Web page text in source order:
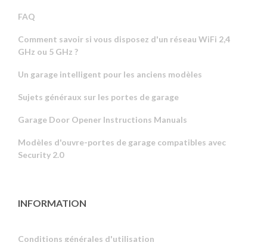
FAQ
Comment savoir si vous disposez d'un réseau WiFi 2,4
GHz ou 5 GHz ?
Un garage intelligent pour les anciens modèles
Sujets généraux sur les portes de garage
Garage Door Opener Instructions Manuals
Modèles d'ouvre-portes de garage compatibles avec
Security 2.0
INFORMATION
Conditions générales d'utilisation